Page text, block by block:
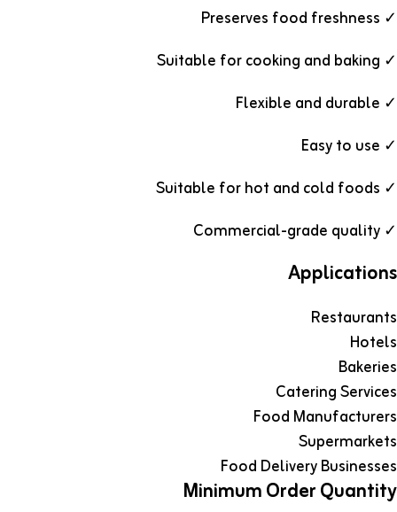
✓ Preserves food freshness
✓ Suitable for cooking and baking
✓ Flexible and durable
✓ Easy to use
✓ Suitable for hot and cold foods
✓ Commercial-grade quality
Applications
Restaurants
Hotels
Bakeries
Catering Services
Food Manufacturers
Supermarkets
Food Delivery Businesses
Minimum Order Quantity